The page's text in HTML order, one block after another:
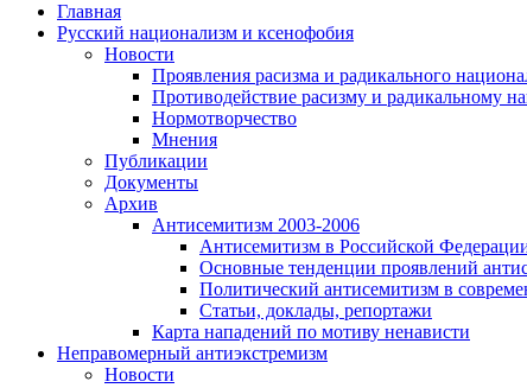
Главная
Русский национализм и ксенофобия
Новости
Проявления расизма и радикального
Противодействие расизму и радикальному
Нормотворчество
Мнения
Публикации
Документы
Архив
Антисемитизм 2003-2006
Антисемитизм в Российской
Основные тенденции проявлений
Политический антисемитизм в
Статьи, доклады, репортажи
Карта нападений по мотиву ненависти
Неправомерный антиэкстремизм
Новости